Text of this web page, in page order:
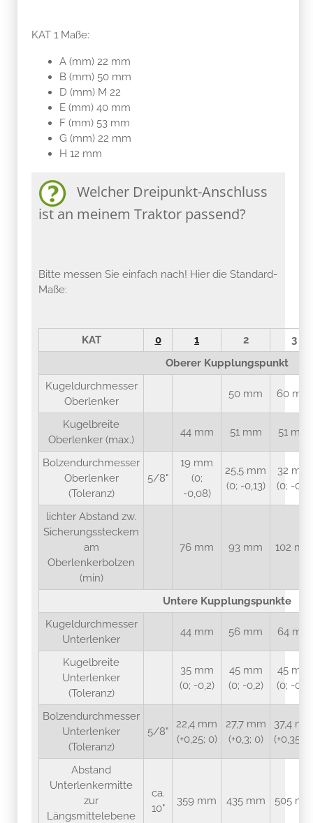
KAT 1 Maße:
A (mm) 22 mm
B (mm) 50 mm
D (mm) M 22
E (mm) 40 mm
F (mm) 53 mm
G (mm) 22 mm
H 12 mm
Welcher Dreipunkt-Anschluss
ist an meinem Traktor passend?
Bitte messen Sie einfach nach! Hier die Standard-
Maße:
KAT 0 1 2
3
Oberer Kupplungspunkt
Kugeldurchmesser
Oberlenker
50 mm 60 mm
Kugelbreite
Oberlenker (max.)
44 mm 51 mm 51 mm
Bolzendurchmesser
Oberlenker
(Toleranz)
5/8"
19 mm
(0;
-0,08)
25,5 mm
(0; -0,13)
32 mm
(0; -0,2)
lichter Abstand zw.
Sicherungssteckern
am
Oberlenkerbolzen
(min)
76 mm 93 mm 102 mm
Untere Kupplungspunkte
Kugeldurchmesser
Unterlenker
44 mm 56 mm 64 mm
Kugelbreite
Unterlenker
(Toleranz)
35 mm
(0; -0,2)
45 mm
(0; -0,2)
45 mm
(0; -0,2)
Bolzendurchmesser
Unterlenker
(Toleranz)
5/8"
22,4 mm
(+0,25; 0)
27,7 mm
(+0,3; 0)
37,4
(+0,35;
Abstand
Unterlenkermitte
zur
Längsmittelebene
ca.
10"
359 mm 435 mm 505